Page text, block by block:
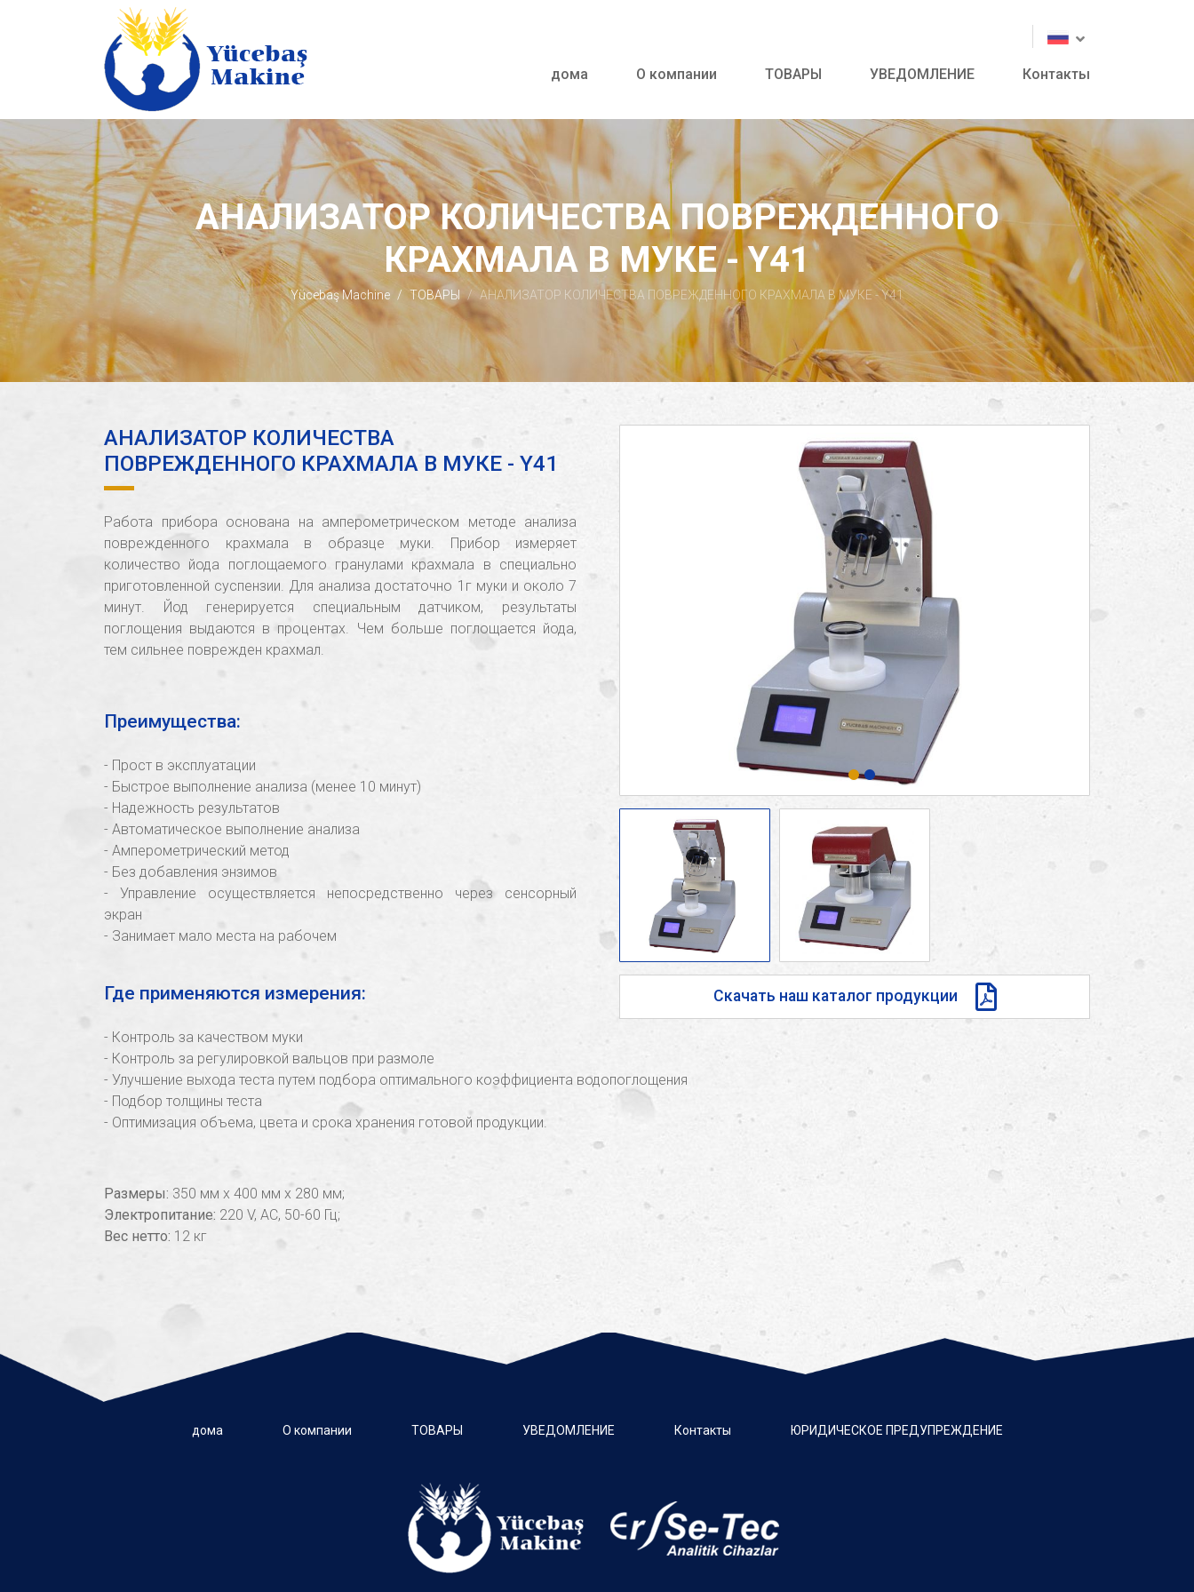
дома О компании ТОВАРЫ УВЕДОМЛЕНИЕ Контакты
АНАЛИЗАТОР КОЛИЧЕСТВА ПОВРЕЖДЕННОГО
КРАХМАЛА В МУКЕ - Y41
Yücebaş Machine ТОВАРЫ АНАЛИЗАТОР КОЛИЧЕСТВА ПОВРЕЖДЕННОГО КРАХМАЛА В МУКЕ - Y41
Скачать наш каталог продукции
АНАЛИЗАТОР КОЛИЧЕСТВА
ПОВРЕЖДЕННОГО КРАХМАЛА В МУКЕ - Y41
Работа прибора основана на амперометрическом методе анализа
поврежденного крахмала в образце муки. Прибор измеряет
количество йода поглощаемого гранулами крахмала в специально
приготовленной суспензии. Для анализа достаточно 1г муки и около 7
минут. Йод генерируется специальным датчиком, результаты
поглощения выдаются в процентах. Чем больше поглощается йода,
тем сильнее поврежден крахмал.
Преимущества:
- Прост в эксплуатации
- Быстрое выполнение анализа (менее 10 минут)
- Надежность результатов
- Автоматическое выполнение анализа
- Амперометрический метод
- Без добавления энзимов
- Управление осуществляется непосредственно через сенсорный
экран
- Занимает мало места на рабочем
Где применяются измерения:
- Контроль за качеством муки
- Контроль за регулировкой вальцов при размоле
- Улучшение выхода теста путем подбора оптимального коэффициента водопоглощения
- Подбор толщины теста
- Оптимизация объема, цвета и срока хранения готовой продукции.
Размеры: 350 мм х 400 мм х 280 мм;
Электропитание: 220 V, AC, 50-60 Гц;
Вес нетто: 12 кг
дома О компании ТОВАРЫ УВЕДОМЛЕНИЕ Контакты ЮРИДИЧЕСКОЕ ПРЕДУПРЕЖДЕНИЕ